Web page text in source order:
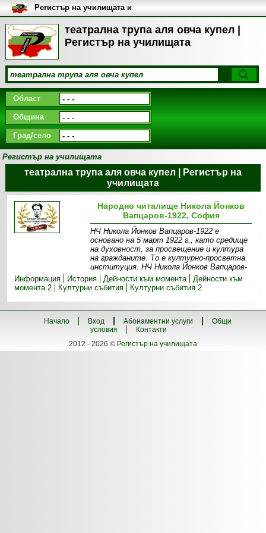
театрална трупа аля овча купел |
Регистър на училищата
Регистър на училищата и
университетите в България
Област
Община
Град/село
Регистър на училищата
театрална трупа аля овча купел | Регистър на
училищата
Народно читалище Никола Йонков
Вапцаров-1922, София
НЧ Никола Йонков Вапцаров-1922 е
основано на 5 март 1922 г., като средище
на духовност, за просвещение и култура
на гражданите. То е културно-просветна
институция. НЧ Никола Йонков Вапцаров-
Информация
История Дейности към момента
Дейности към
момента 2
Културни събития Културни събития 2
Начало Вход Абонаментни услуги
Общи
условия
Контакти
2012 - 2026 © Регистър на училищата